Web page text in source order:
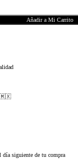
Añadir a Mi Carrito
🇲🇽
día siguiente de tu compra